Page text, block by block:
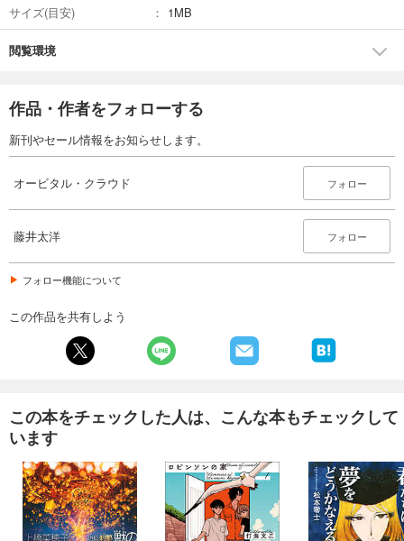
サイズ(目安)
1MB
閲覧環境
作品・作者をフォローする
新刊やセール情報をお知らせします。
オービタル・クラウド フォロー
藤井太洋 フォロー
フォロー機能について
この作品を共有しよう
この本をチェックした人は、こんな本もチェックして
います